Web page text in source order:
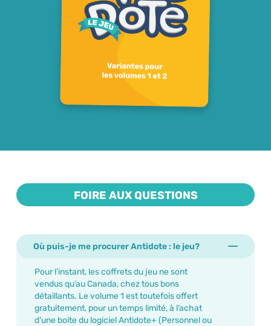
FOIRE AUX QUESTIONS
Où puis-je me procurer Antidote : le jeu?
Pour l’instant, les coffrets du jeu ne sont
vendus qu’au Canada, chez tous bons
détaillants. Le volume 1 est toutefois offert
gratuitement, pour un temps limité, à l’achat
d’une boite du logiciel Antidote+ (Personnel ou